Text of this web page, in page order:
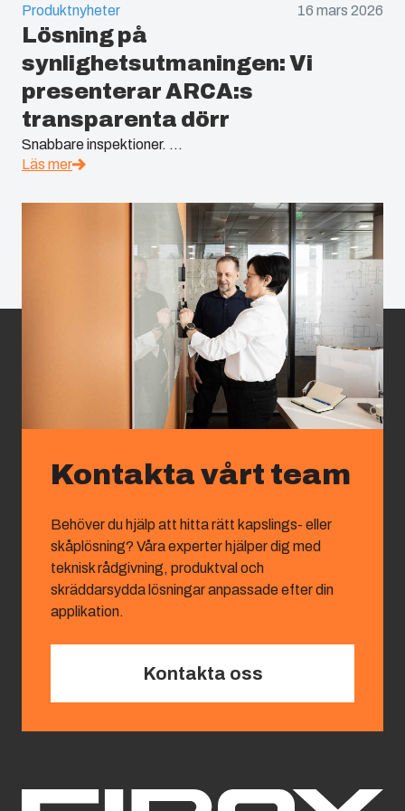
Produktnyheter 16 mars 2026
Lösning på
synlighetsutmaningen: Vi
presenterar ARCA:s
transparenta dörr
Snabbare inspektioner. ...
Läs mer
Kontakta vårt team
Behöver du hjälp att hitta rätt kapslings- eller
skåplösning? Våra experter hjälper dig med
teknisk rådgivning, produktval och
skräddarsydda lösningar anpassade efter din
applikation.
Kontakta oss